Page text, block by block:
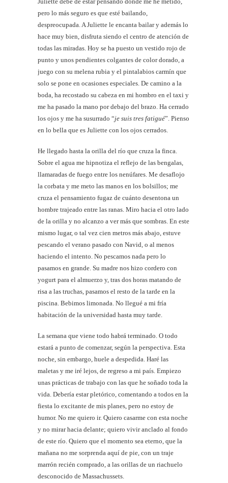
pero lo más seguro es que esté bailando,
despreocupada. A Juliette le encanta bailar y además lo
hace muy bien, disfruta siendo el centro de atención de
todas las miradas. Hoy se ha puesto un vestido rojo de
punto y unos pendientes colgantes de color dorado, a
juego con su melena rubia y el pintalabios carmín que
solo se pone en ocasiones especiales. De camino a la
boda, ha recostado su cabeza en mi hombro en el taxi y
me ha pasado la mano por debajo del brazo. Ha cerrado
los ojos y me ha susurrado “je suis tres fatigué”. Pienso
en lo bella que es Juliette con los ojos cerrados.
He llegado hasta la orilla del río que cruza la finca.
Sobre el agua me hipnotiza el reflejo de las bengalas,
llamaradas de fuego entre los nenúfares. Me desaflojo
la corbata y me meto las manos en los bolsillos; me
cruza el pensamiento fugaz de cuánto desentona un
hombre trajeado entre las ranas. Miro hacia el otro lado
de la orilla y no alcanzo a ver más que sombras. En este
mismo lugar, o tal vez cien metros más abajo, estuve
pescando el verano pasado con Navid, o al menos
haciendo el intento. No pescamos nada pero lo
pasamos en grande. Su madre nos hizo cordero con
yogurt para el almuerzo y, tras dos horas matando de
risa a las truchas, pasamos el resto de la tarde en la
piscina. Bebimos limonada. No llegué a mi fría
habitación de la universidad hasta muy tarde.
La semana que viene todo habrá terminado. O todo
estará a punto de comenzar, según la perspectiva. Esta
noche, sin embargo, huele a despedida. Haré las
maletas y me iré lejos, de regreso a mi país. Empiezo
unas prácticas de trabajo con las que he soñado toda la
vida. Debería estar pletórico, comentando a todos en la
fiesta lo excitante de mis planes, pero no estoy de
humor. No me quiero ir. Quiero casarme con esta noche
y no mirar hacia delante; quiero vivir anclado al fondo
de este río. Quiero que el momento sea eterno, que la
mañana no me sorprenda aquí de pie, con un traje
marrón recién comprado, a las orillas de un riachuelo
desconocido de Massachussets.